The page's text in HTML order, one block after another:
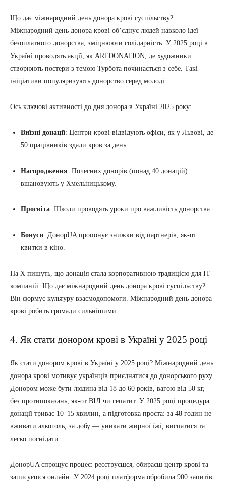
Що дає міжнародний день донора крові суспільству?
Міжнародний день донора крові об’єднує людей навколо ідеї
безоплатного донорства, зміцнюючи солідарність. У 2025 році в
Україні проводять акції, як ARTDONATION, де художники
створюють постери з темою Турбота починається з себе. Такі
ініціативи популяризують донорство серед молоді.
Ось ключові активності до дня донора в Україні 2025 року:
Виїзні донації: Центри крові відвідують офіси, як у Львові, де
50 працівників здали кров за день.
Нагородження: Почесних донорів (понад 40 донацій)
вшановують у Хмельницькому.
Просвіта: Школи проводять уроки про важливість донорства.
Бонуси: ДонорUA пропонує знижки від партнерів, як-от
квитки в кіно.
На X пишуть, що донація стала корпоративною традицією для IT-
компаній. Що дає міжнародний день донора крові суспільству?
Він формує культуру взаємодопомоги. Міжнародний день донора
крові робить громади сильнішими.
4. Як стати донором крові в Україні у 2025 році
Як стати донором крові в Україні у 2025 році? Міжнародний день
донора крові мотивує українців приєднатися до донорського руху.
Донором може бути людина від 18 до 60 років, вагою від 50 кг,
без протипоказань, як-от ВІЛ чи гепатит. У 2025 році процедура
донації триває 10–15 хвилин, а підготовка проста: за 48 годин не
вживати алкоголь, за добу — уникати жирної їжі, виспатися та
легко поснідати.
ДонорUA спрощує процес: реєструєшся, обираєш центр крові та
записуєшся онлайн. У 2024 році платформа обробила 900 запитів